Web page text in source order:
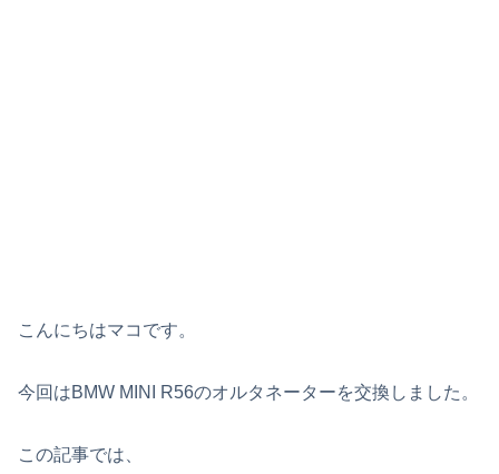
こんにちはマコです。
今回はBMW MINI R56のオルタネーターを交換しました。
この記事では、